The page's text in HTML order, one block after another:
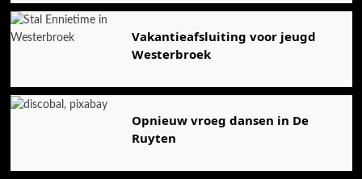
Vakantieafsluiting voor jeugd
Westerbroek
Opnieuw vroeg dansen in De
Ruyten